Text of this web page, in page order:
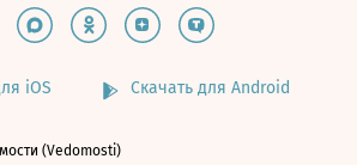
iOS Скачать для Android
(Vedomosti)